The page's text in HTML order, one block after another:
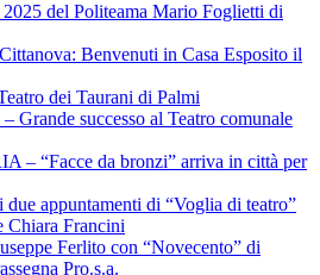
del Politeama Mario Foglietti di
Benvenuti in Casa Esposito il
dei Taurani di Palmi
successo al Teatro comunale
– “Facce da bronzi” arriva in città per
appuntamenti di “Voglia di teatro”
Chiara Francini
Ferlito con “Novecento” di
Pro.s.a.